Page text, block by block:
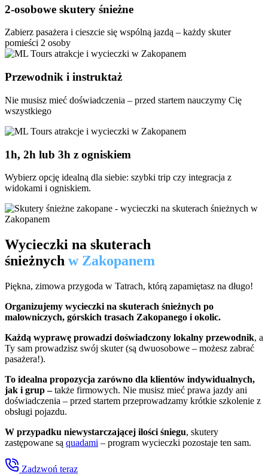
2-osobowe skutery śnieżne
Zabierz pasażera i cieszcie się wspólną jazdą – każdy skuter
pomieści 2 osoby
Przewodnik i instruktaż
Nie musisz mieć doświadczenia – przed startem nauczymy Cię
wszystkiego
1h, 2h lub 3h z ogniskiem
Wybierz opcję idealną dla siebie: szybki trip czy integracja z
widokami i ogniskiem.
Wycieczki na skuterach
śnieżnych w Zakopanem
Piękna, zimowa przygoda w Tatrach, którą zapamiętasz na długo!
Organizujemy wycieczki na skuterach śnieżnych po
malowniczych, górskich trasach Zakopanego i okolic.
Każdą wyprawę prowadzi doświadczony lokalny przewodnik, a
Ty sam prowadzisz swój skuter (są dwuosobowe – możesz zabrać
pasażera!).
To idealna propozycja zarówno dla klientów indywidualnych,
jak i grup –także firmowych. Nie musisz mieć prawa jazdy ani
doświadczenia – przed startem przeprowadzamy krótkie szkolenie z
obsługi pojazdu.
W przypadku niewystarczającej ilości śniegu, skutery
zastępowane są quadami – program wycieczki pozostaje ten sam.
Zadzwoń teraz